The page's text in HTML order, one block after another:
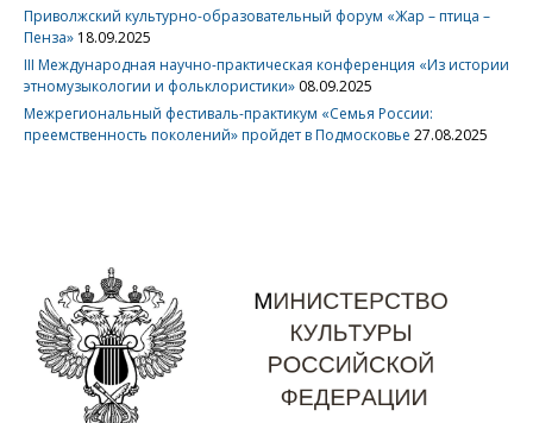
Приволжский культурно-образовательный форум «Жар – птица –
Пенза» 18.09.2025
III Международная научно-практическая конференция «Из истории
этномузыкологии и фольклористики» 08.09.2025
Межрегиональный фестиваль-практикум «Семья России:
преемственность поколений» пройдет в Подмосковье 27.08.2025